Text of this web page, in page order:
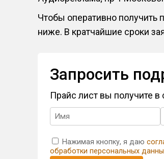
Чтобы оперативно получить
ниже. В кратчайшие сроки
Запросить
Прайс лист вы получите
Нажимая кнопку, я даю
обработки персональных